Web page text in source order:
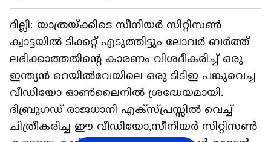
ദില്ലി: യാത്രയ്ക്കിടെ സീനിയർ സിറ്റിസൺ
ക്വാട്ടയിൽ ടിക്കറ്റ് എടുത്തിട്ടും ലോവർ ബർത്ത്
ലഭിക്കാത്തതിൻ്റെ കാരണം വിശദീകരിച്ച് ഒരു
ഇന്ത്യൻ റെയിൽവേയിലെ ഒരു ടിടിഇ പങ്കുവെച്ച
വീഡിയോ ഓൺലൈനിൽ ശ്രദ്ധേയമായി.
ദിബ്രുഗഡ് രാജധാനി എക്സ്പ്രസ്സിൽ വെച്ച്
ചിത്രീകരിച്ച ഈ വീഡിയോ,സീനിയർ സിറ്റിസൺ